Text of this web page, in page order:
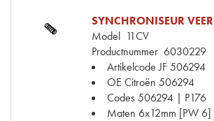
SYNCHRONISEUR VEER
Model 11CV
Productnummer 6030229
Artikelcode JF506294
OE Citroën 506294
Codes506294 | P176
Maten 6x12mm [PW 6]